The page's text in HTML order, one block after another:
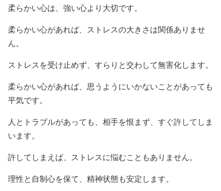
柔らかい心は、強い心より大切です。
柔らかい心があれば、ストレスの大きさは関係ありませ
ん。
ストレスを受け止めず、すらりと交わして無害化します。
柔らかい心があれば、思うようにいかないことがあっても
平気です。
人とトラブルがあっても、相手を恨まず、すぐ許してしま
います。
許してしまえば、ストレスに悩むこともありません。
理性と自制心を保て、精神状態も安定します。